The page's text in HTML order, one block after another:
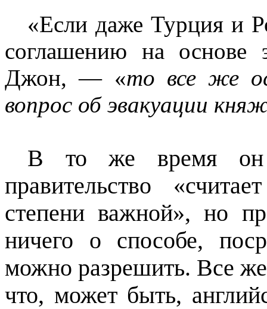
«Если даже Турция и
соглашению на
Джон, — «то все же
вопрос об эвакуации
В то же время он
правительство
степени важной», но
ничего о способе,
можно разрешить. Все
что, может быть,